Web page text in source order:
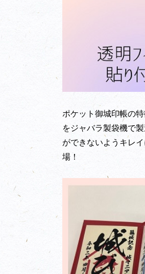
ポケット御城印帳の
をジャバラ製袋機で
ができないようキレ
場！